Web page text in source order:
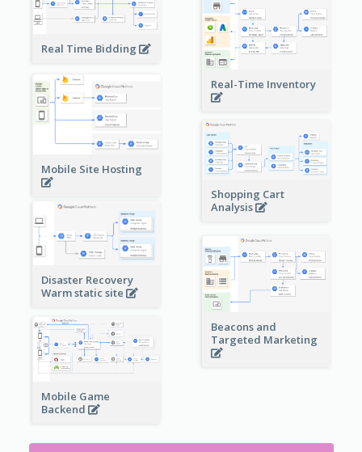
Real Time Bidding
Real-Time Inventory
Mobile Site Hosting
Shopping Cart
Analysis
Disaster Recovery
Warm static site
Beacons and
Targeted Marketing
Mobile Game
Backend